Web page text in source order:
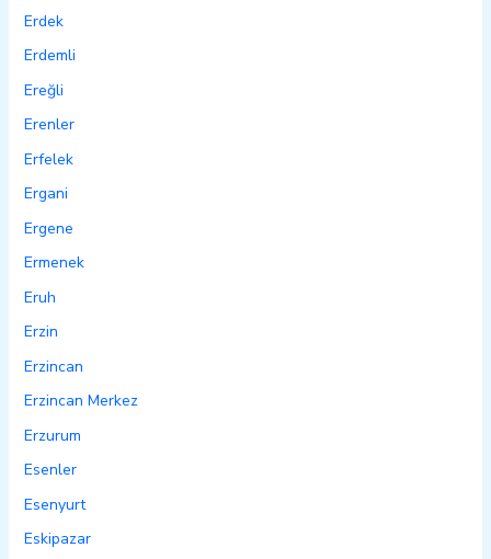
Erdek
Erdemli
Ereğli
Erenler
Erfelek
Ergani
Ergene
Ermenek
Eruh
Erzin
Erzincan
Erzincan Merkez
Erzurum
Esenler
Esenyurt
Eskipazar